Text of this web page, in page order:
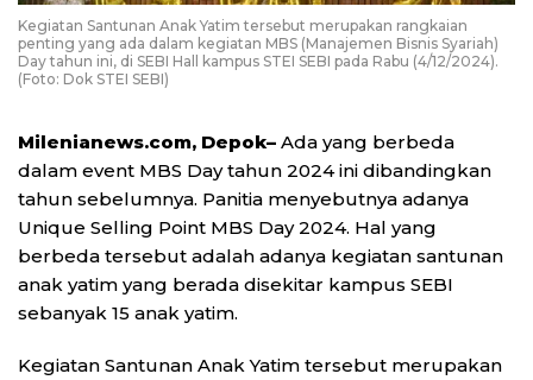
Kegiatan Santunan Anak Yatim tersebut merupakan rangkaian
penting yang ada dalam kegiatan MBS (Manajemen Bisnis Syariah)
Day tahun ini, di SEBI Hall kampus STEI SEBI pada Rabu (4/12/2024).
(Foto: Dok STEI SEBI)
Milenianews.com, Depok– Ada yang berbeda
dalam event MBS Day tahun 2024 ini dibandingkan
tahun sebelumnya. Panitia menyebutnya adanya
Unique Selling Point MBS Day 2024. Hal yang
berbeda tersebut adalah adanya kegiatan santunan
anak yatim yang berada disekitar kampus SEBI
sebanyak 15 anak yatim.
Kegiatan Santunan Anak Yatim tersebut merupakan